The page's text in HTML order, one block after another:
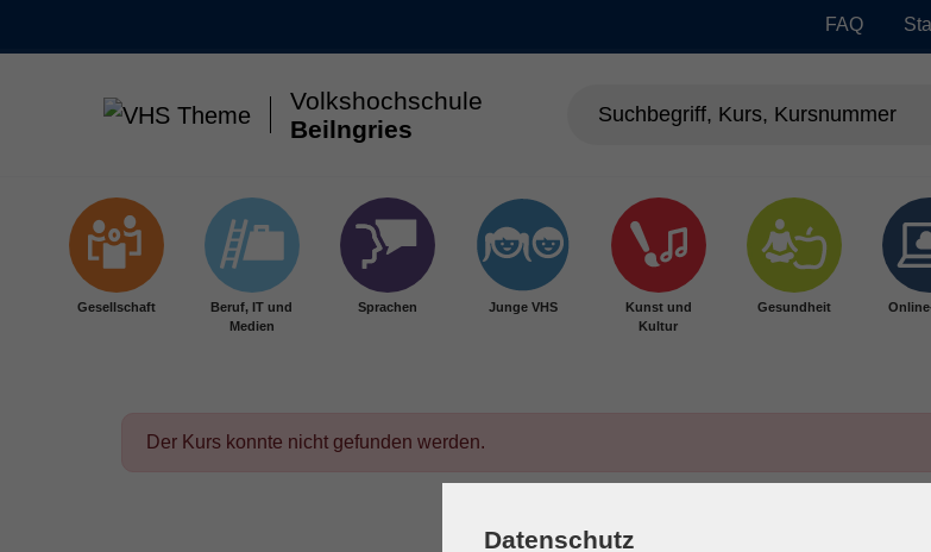
FAQ
Volkshochschule
Beilngries
Gesellschaft
Beruf, IT und
Medien
Sprachen Junge VHS
Kunst und
Kultur
Gesundheit
Der Kurs konnte nicht gefunden werden.
Datenschutz